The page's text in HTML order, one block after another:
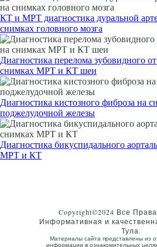
КТ и МРТ диагностика дуральной
снимках головного мозга
Диагностика перелома зубовидного
снимках МРТ и КТ шеи
Диагностика кистозного фиброза на
поджелудочной железы
Диагностика бикуспидального
МРТ и КТ
Copyright©2024 Все
Информативная и
Тула.
Материалы сайта представлены из
информации в ознакомительных